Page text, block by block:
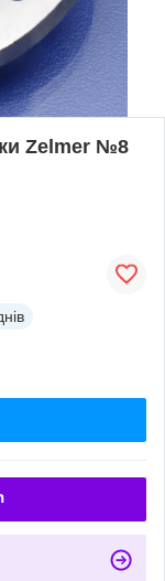
Zelmer №8